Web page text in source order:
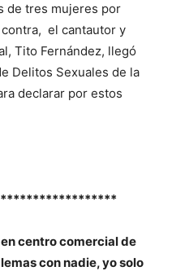
de tres mujeres por
el cantautor y
Tito Fernández, llegó
Delitos Sexuales de la
declarar por estos
centro comercial de
con nadie, yo solo